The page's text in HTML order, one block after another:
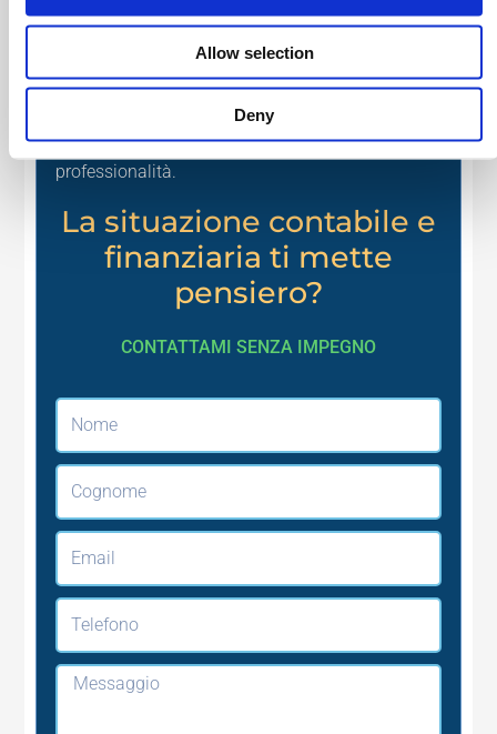
Allow selection
Deny
Confrontati con esperto: è importante che la
gestione economica della tua azienda sia fatta
con il massimo dell’attenzione, competenza e
professionalità.
La situazione contabile e
finanziaria ti mette
pensiero?
CONTATTAMI SENZA IMPEGNO
Nome
Cognome
Email
Telefono
Messaggio